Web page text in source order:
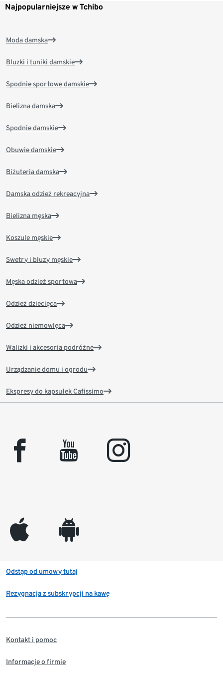
Najpopularniejsze w Tchibo
Moda damska
Bluzki i tuniki damskie
Spodnie sportowe damskie
Bielizna damska
Spodnie damskie
Obuwie damskie
Biżuteria damska
Damska odzież rekreacyjna
Bielizna męska
Koszule męskie
Swetry i bluzy męskie
Męska odzież sportowa
Odzież dziecięca
Odzież niemowlęca
Walizki i akcesoria podróżne
Urządzanie domu i ogrodu
Ekspresy do kapsułek Cafissimo
facebook youtube instagram
appleinc android
Odstąp od umowy tutaj
Rezygnacja z subskrypcji na kawę
Kontakt i pomoc
Informacje o firmie